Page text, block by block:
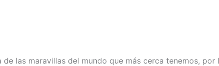
las maravillas del mundo que más cerca tenemos,